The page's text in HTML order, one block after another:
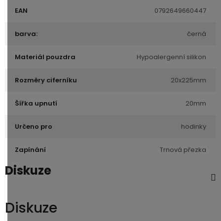
EAN 0792649660447
barva: černá
Materiál pouzdra Hypoalergenní silikon
Rozměry ciferníku 20x225mm
Šířka upnutí 20mm
Určeno pro hodinky
Zapínání Trnová přezka
Diskuze
Diskuze